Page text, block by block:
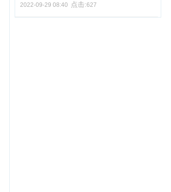
2022-09-29 08:40 点击:627